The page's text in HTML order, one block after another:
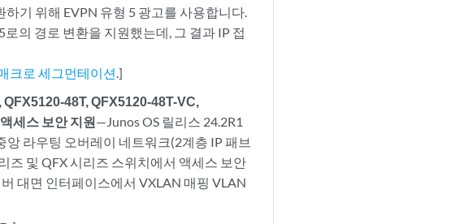
기 위해 EVPN 유형 5 광고를 사용합니다.
의 경로 변환을 지원했는데, 그 결과 IP 접
크로 세그먼테이션.]
48T, QFX5120-48T-VC,
세스 보안 지원—Junos OS 릴리스 24.2R1
라우팅 오버레이 네트워크(2계층 IP 패브
즈 및 QFX 시리즈 스위치에서 액세스 보안
대면 인터페이스에서 VXLAN 매핑 VLAN